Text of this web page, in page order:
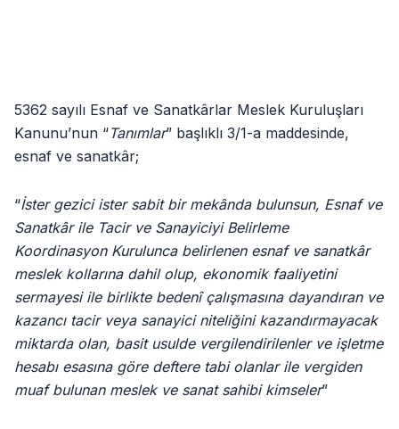
5362 sayılı Esnaf ve Sanatkârlar Meslek Kuruluşları
Kanunu’nun “Tanımlar” başlıklı 3/1-a maddesinde,
esnaf ve sanatkâr;
“İster gezici ister sabit bir mekânda bulunsun, Esnaf ve
Sanatkâr ile Tacir ve Sanayiciyi Belirleme
Koordinasyon Kurulunca belirlenen esnaf ve sanatkâr
meslek kollarına dahil olup, ekonomik faaliyetini
sermayesi ile birlikte bedenî çalışmasına dayandıran ve
kazancı tacir veya sanayici niteliğini kazandırmayacak
miktarda olan, basit usulde vergilendirilenler ve işletme
hesabı esasına göre deftere tabi olanlar ile vergiden
muaf bulunan meslek ve sanat sahibi kimseler”